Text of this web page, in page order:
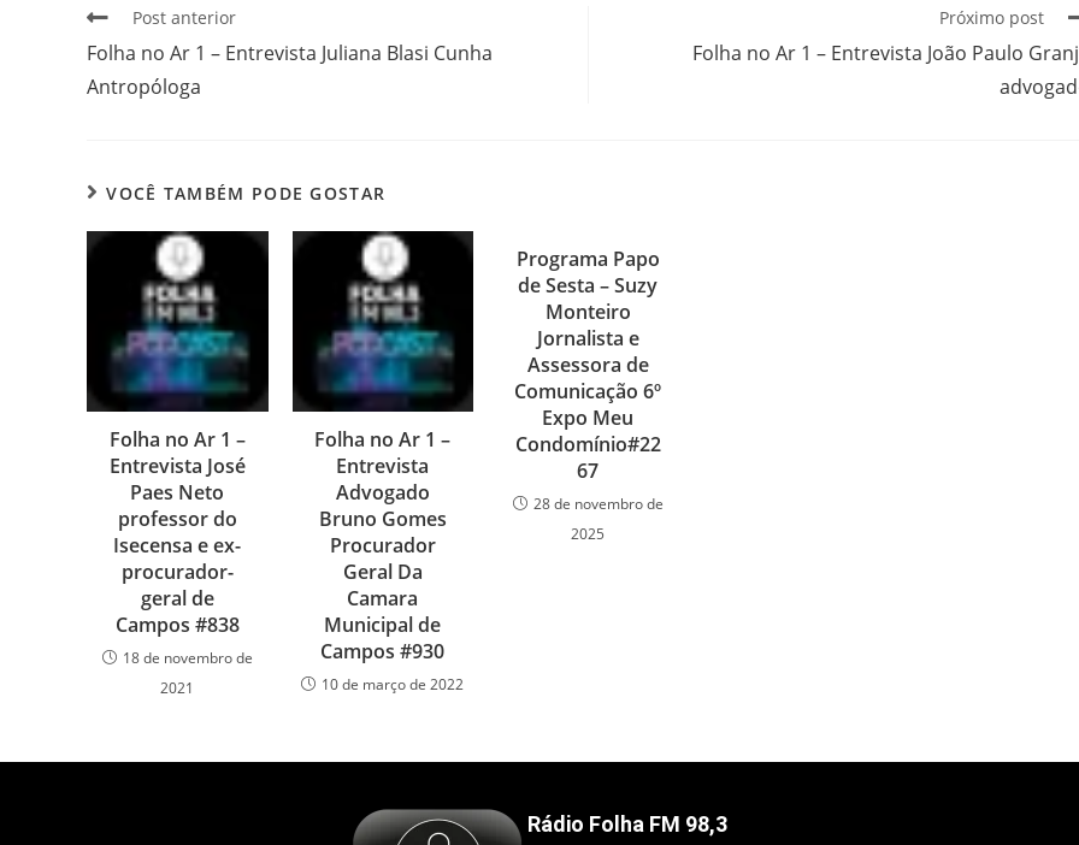
Post anterior
Folha no Ar 1 – Entrevista Juliana Blasi Cunha
Antropóloga
Próximo post
Folha no Ar 1 – Entrevista João Paulo
VOCÊ TAMBÉM PODE GOSTAR
Folha no Ar 1 –
Entrevista José
Paes Neto
professor do
Isecensa e ex-
procurador-
geral de
Campos #838
18 de novembro de
2021
Folha no Ar 1 –
Entrevista
Advogado
Bruno Gomes
Procurador
Geral Da
Camara
Municipal de
Campos #930
10 de março de 2022
Programa Papo
de Sesta – Suzy
Monteiro
Jornalista e
Assessora de
Comunicação 6º
Expo Meu
Condomínio#22
67
28 de novembro de
2025
Rádio Folha FM 98,3